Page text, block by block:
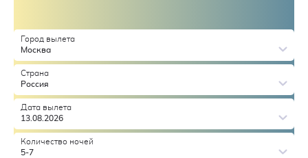
Город вылета
Москва
Страна
Россия
Дата вылета
13.08.2026
Количество ночей
5-7